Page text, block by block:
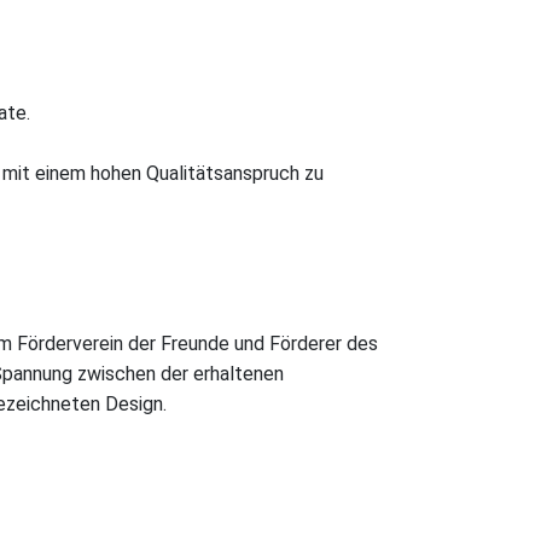
einem hohen Qualitätsanspruch zu
Förderverein der Freunde und Förderer des
zwischen der erhaltenen
Design.